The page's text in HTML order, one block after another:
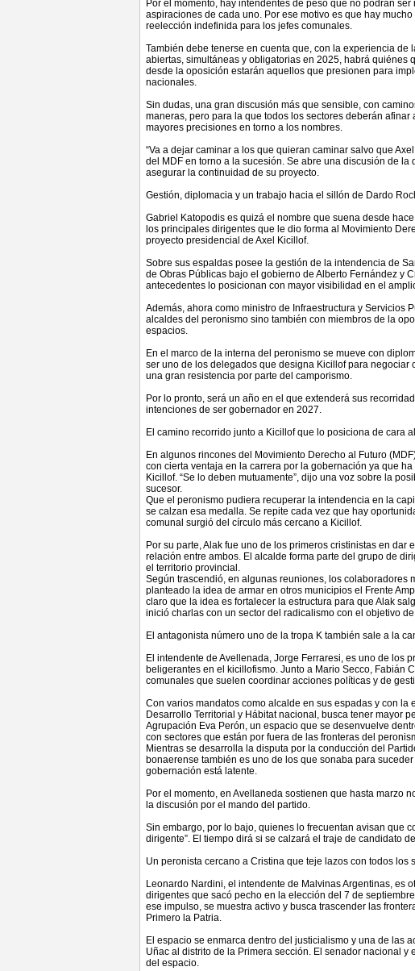
Por el momento, hay intendentes de peso que no podrán
aspiraciones de cada uno. Por ese motivo es que hay
reelección indefinida para los jefes comunales.
También debe tenerse en cuenta que, con la experiencia
abiertas, simultáneas y obligatorias en 2025, habrá quiénes
desde la oposición estarán aquellos que presionen para
nacionales.
Sin dudas, una gran discusión más que sensible, con
maneras, pero para la que todos los sectores deberán
mayores precisiones en torno a los nombres.
“Va a dejar caminar a los que quieran caminar salvo que
del MDF en torno a la sucesión. Se abre una discusión de
asegurar la continuidad de su proyecto.
Gestión, diplomacia y un trabajo hacia el sillón de Dardo
Gabriel Katopodis es quizá el nombre que suena desde
los principales dirigentes que le dio forma al Movimiento
proyecto presidencial de Axel Kicillof.
Sobre sus espaldas posee la gestión de la intendencia de
de Obras Públicas bajo el gobierno de Alberto Fernández y
antecedentes lo posicionan con mayor visibilidad en el
Además, ahora como ministro de Infraestructura y Servicios
alcaldes del peronismo sino también con miembros de la
espacios.
En el marco de la interna del peronismo se mueve con
ser uno de los delegados que designa Kicillof para
una gran resistencia por parte del camporismo.
Por lo pronto, será un año en el que extenderá sus
intenciones de ser gobernador en 2027.
El camino recorrido junto a Kicillof que lo posiciona de cara
En algunos rincones del Movimiento Derecho al Futuro
con cierta ventaja en la carrera por la gobernación ya que
Kicillof. “Se lo deben mutuamente”, dijo una voz sobre la
sucesor.
Que el peronismo pudiera recuperar la intendencia en la
se calzan esa medalla. Se repite cada vez que hay
comunal surgió del círculo más cercano a Kicillof.
Por su parte, Alak fue uno de los primeros cristinistas en
relación entre ambos. El alcalde forma parte del grupo de
el territorio provincial.
Según trascendió, en algunas reuniones, los colaboradores
planteado la idea de armar en otros municipios el Frente
claro que la idea es fortalecer la estructura para que Alak
inició charlas con un sector del radicalismo con el objetivo
El antagonista número uno de la tropa K también sale a la
El intendente de Avellenada, Jorge Ferraresi, es uno de los
beligerantes en el kicillofismo. Junto a Mario Secco, Fabián
comunales que suelen coordinar acciones políticas y de
Con varios mandatos como alcalde en sus espadas y con
Desarrollo Territorial y Hábitat nacional, busca tener mayor
Agrupación Eva Perón, un espacio que se desenvuelve
con sectores que están por fuera de las fronteras del
Mientras se desarrolla la disputa por la conducción del
bonaerense también es uno de los que sonaba para
gobernación está latente.
Por el momento, en Avellaneda sostienen que hasta marzo
la discusión por el mando del partido.
Sin embargo, por lo bajo, quienes lo frecuentan avisan que
dirigente”. El tiempo dirá si se calzará el traje de candidato
Un peronista cercano a Cristina que teje lazos con todos los
Leonardo Nardini, el intendente de Malvinas Argentinas, es
dirigentes que sacó pecho en la elección del 7 de
ese impulso, se muestra activo y busca trascender las
Primero la Patria.
El espacio se enmarca dentro del justicialismo y una de las
Uñac al distrito de la Primera sección. El senador nacional
del espacio.